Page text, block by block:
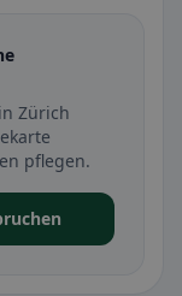
Zürich
pflegen.